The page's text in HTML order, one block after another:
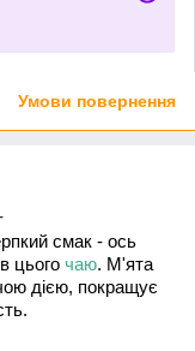
Умови повернення
смак - ось
цього чаю. М'ята
дією, покращує